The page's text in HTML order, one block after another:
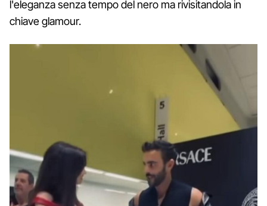
l'eleganza senza tempo del nero ma rivisitandola in
chiave glamour.